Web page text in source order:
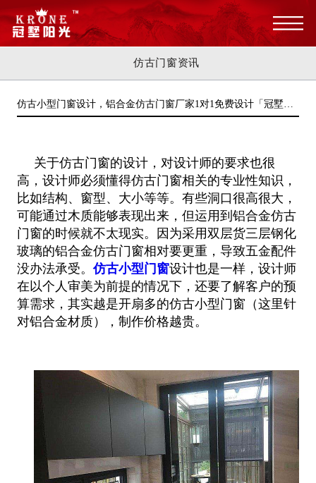
仿古门窗资讯
仿古小型门窗设计，铝合金仿古门窗厂家1对1免费设计「冠墅阳
关于仿古门窗的设计，对设计师的要求也很
高，设计师必须懂得仿古门窗相关的专业性知识，
比如结构、窗型、大小等等。有些洞口很高很大，
可能通过木质能够表现出来，但运用到铝合金仿古
门窗的时候就不太现实。因为采用双层货三层钢化
玻璃的铝合金仿古门窗相对要更重，导致五金配件
没办法承受。仿古小型门窗设计也是一样，设计师
在以个人审美为前提的情况下，还要了解客户的预
算需求， 其实越是开扇多的仿古小型门窗（这里针
对铝合金材质），制作价格越贵。